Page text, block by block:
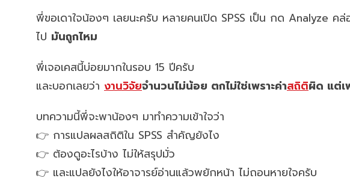
พี่ขอเดาใจน้องๆ เลยนะครับ หลายคนเปิด SPSS เป็น กด Analyze ค
ไป มันถูกไหม
พี่เจอเคสนี้บ่อยมากในรอบ 15 ปีครับ
และบอกเลยว่า งานวิจัยจำนวนไม่น้อย ตกไม่ใช่เพราะค่าสถิติผิด แต่เ
บทความนี้พี่จะพาน้องๆ มาทำความเข้าใจว่า
👉 การแปลผลสถิติใน SPSS สำคัญยังไง
👉 ต้องดูอะไรบ้าง ไม่ให้สรุปมั่ว
👉 และแปลยังไงให้อาจารย์อ่านแล้วพยักหน้า ไม่ถอนหายใจครับ